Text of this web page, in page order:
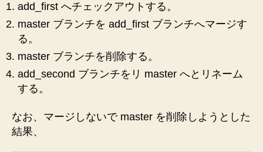
add_first へチェックアウトする。
master ブランチを add_first ブランチへマージす
る。
master ブランチを削除する。
add_second ブランチをリ master へとリネーム
する。
なお、マージしないで master を削除しようとした
結果、